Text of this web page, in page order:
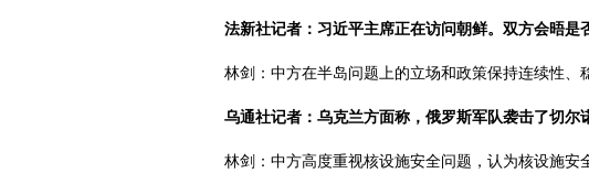
法新社记者：习近平主席正在访问朝鲜。双方会晤
林剑：中方在半岛问题上的立场和政策保持连续性、
乌通社记者：乌克兰方面称，俄罗斯军队袭击了切
林剑：中方高度重视核设施安全问题，认为核设施